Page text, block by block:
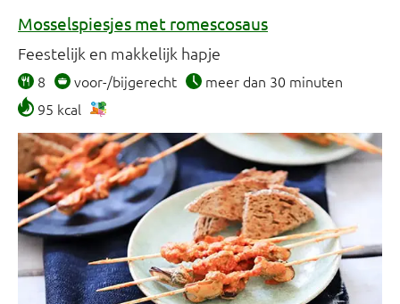
Mosselspiesjes met romescosaus
Feestelijk en makkelijk hapje
8 voor-/bijgerecht
meer dan 30 minuten
95 kcal